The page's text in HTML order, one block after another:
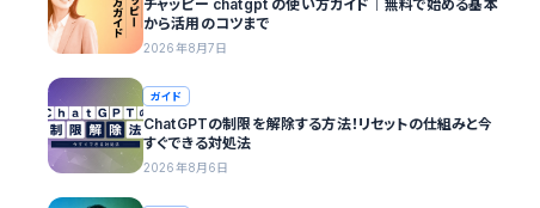
チャッピー chatgpt の使い方ガイド｜無料で始める基本
から活用のコツまで
2026年8月7日
ガイド
ChatGPTの制限を解除する方法！リセットの仕組みと今
すぐできる対処法
2026年8月6日